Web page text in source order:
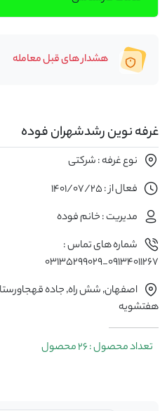
هشدار های قبل معامله
غرفه نوین رشدشهران فوده
نوع غرفه : شرکتی
فعال از : 1401/07/25
مدیریت : خانم فوده
شماره های تماس :
09134011267_03135299029
هفتشویه
تعداد محصول : 26 محصول